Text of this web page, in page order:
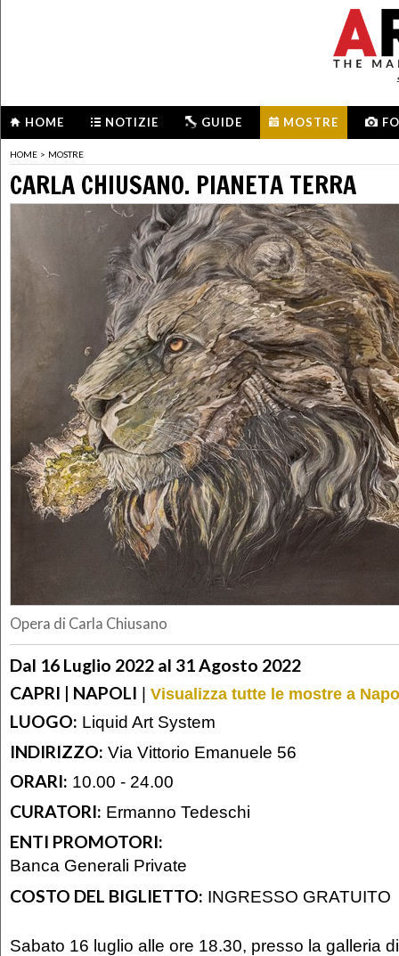
HOME NOTIZIE GUIDE MOSTRE
HOME > MOSTRE
CARLA CHIUSANO. PIANETA TERRA
Opera di Carla Chiusano
Dal 16 Luglio 2022 al 31 Agosto 2022
CAPRI | NAPOLI | Visualizza tutte le mostre a
LUOGO: Liquid Art System
INDIRIZZO: Via Vittorio Emanuele 56
ORARI: 10.00 - 24.00
CURATORI: Ermanno Tedeschi
ENTI PROMOTORI:
Banca Generali Private
COSTO DEL BIGLIETTO: INGRESSO GRATUITO
Sabato 16 luglio alle ore 18.30, presso la galleria